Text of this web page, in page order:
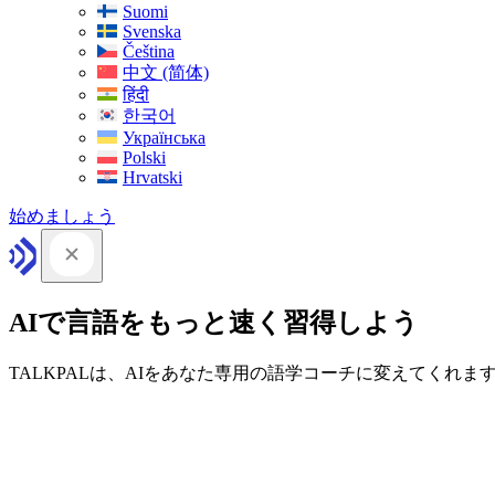
Suomi
Svenska
Čeština
中文 (简体)
हिंदी
한국어
Українська
Polski
Hrvatski
始めましょう
AIで言語をもっと速く習得しよう
TALKPALは、AIをあなた専用の語学コーチに変えてくれま